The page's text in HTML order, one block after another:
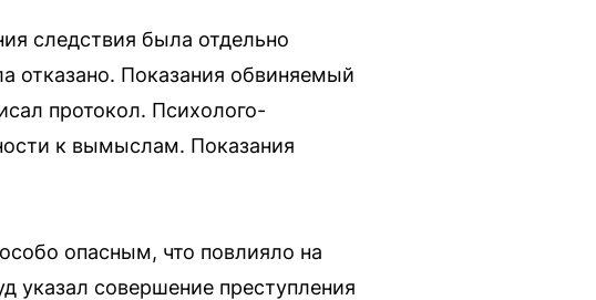
следствия была отдельно
отказано. Показания обвиняемый
протокол. Психолого-
к вымыслам. Показания
опасным, что повлияло на
совершение преступления